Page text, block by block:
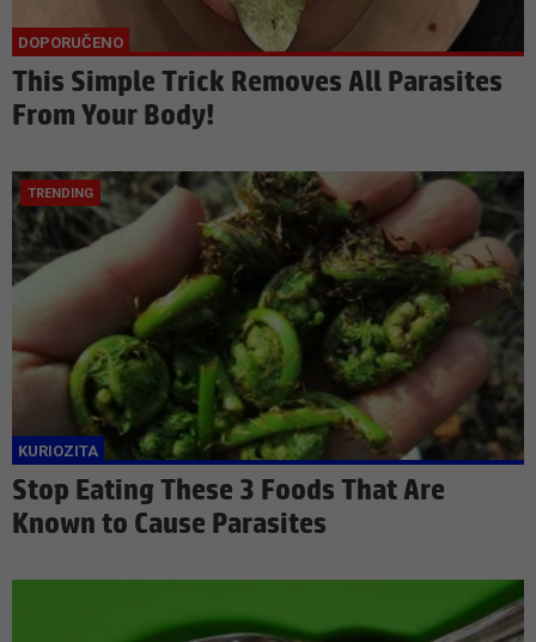
This Simple Trick Removes All Parasites
From Your Body!
Stop Eating These 3 Foods That Are
Known to Cause Parasites